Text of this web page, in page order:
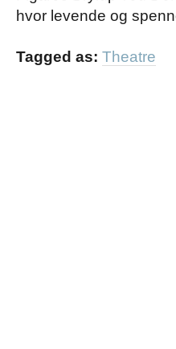
hvor levende og
Tagged as: Theatre